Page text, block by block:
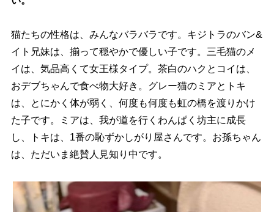
猫たちの性格は、みんなバラバラです。キジトラのバン&
イト兄妹は、揃って穏やかで優しい子です。三毛猫のメ
イは、気品高くて女王様タイプ。茶白のハクとコイは、
おデブちゃんで食べ物大好き。グレー猫のミアとトキ
は、とにかく体が弱く、何度も何度も虹の橋を渡りかけ
た子です。ミアは、我が道を行くわんぱく坊主に成長
し、トキは、1番の恥ずかしがり屋さんです。お孫ちゃん
は、ただいま絶賛人見知り中です。